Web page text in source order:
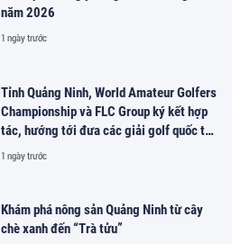
năm 2026
1 ngày trước
Tỉnh Quảng Ninh, World Amateur Golfers
Championship và FLC Group ký kết hợp
tác, hướng tới đưa các giải golf quốc tế
đến Việt Nam
1 ngày trước
Khám phá nông sản Quảng Ninh từ cây
chè xanh đến “Trà tửu”